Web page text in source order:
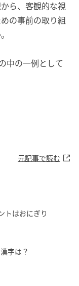
ら、客観的な視
の事前の取り組
中の一例として
元記事で読む
トはおにぎり
字は？